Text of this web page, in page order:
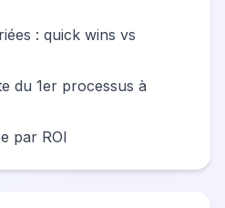
: quick wins vs
du 1er processus à
par ROI